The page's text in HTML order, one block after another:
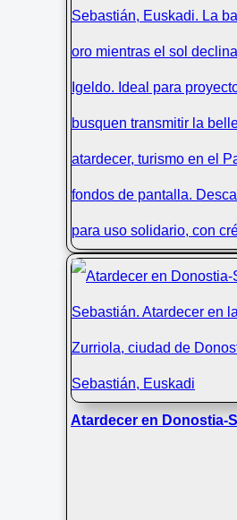
Atardecer dorado en La
Atardecer en Donostia-